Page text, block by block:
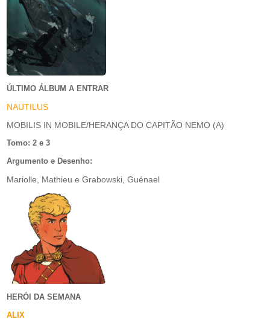
ÚLTIMO ÁLBUM A ENTRAR
NAUTILUS
MOBILIS IN MOBILE/HERANÇA DO CAPITÃO NEMO (A)
Tomo: 2 e 3
Argumento e Desenho:
Mariolle, Mathieu e Grabowski, Guénael
HERÓI DA SEMANA
ALIX